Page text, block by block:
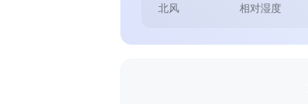
北风 相对湿度